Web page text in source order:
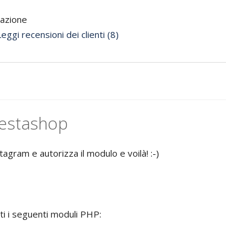
recensioni dei clienti (8)
e autorizza il modulo e voilà! :-)
i seguenti moduli PHP: